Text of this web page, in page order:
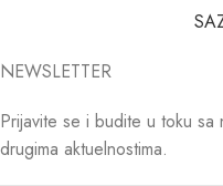
NEWSLETTER
Prijavite se i budite u toku sa
drugima aktuelnostima.